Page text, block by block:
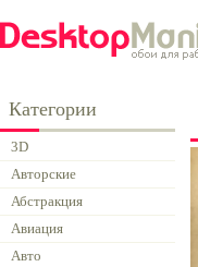
Категории
3D
Авторские
Абстракция
Авиация
Авто